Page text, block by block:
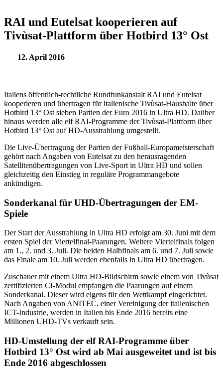
RAI und Eutelsat kooperieren auf
Tivùsat-Plattform über Hotbird 13° Ost
12. April 2016
Italiens öffentlich-rechtliche Rundfunkanstalt RAI und Eutelsat
kooperieren und übertragen für italienische Tivùsat-Haushalte über
Hotbird 13° Ost sieben Partien der Euro 2016 in Ultra HD. Daüber
hinaus werden alle elf RAI-Programme der Tivùsat-Plattform über
Hotbird 13° Ost auf HD-Ausstrahlung umgestellt.
Die Live-Übertragung der Partien der Fußball-Europameisterschaft
gehört nach Angaben von Eutelsat zu den herausragenden
Satellitenübertragungen von Live-Sport in Ultra HD und sollen
gleichzeitig den Einstieg in reguläre Programmangebote
ankündigen.
Sonderkanal für UHD-Übertragungen der EM-
Spiele
Der Start der Ausstrahlung in Ultra HD erfolgt am 30. Juni mit dem
ersten Spiel der Viertelfinal-Paarungen. Weitere Viertelfinals folgen
am 1., 2. und 3. Juli. Die beiden Halbfinals am 6. und 7. Juli sowie
das Finale am 10. Juli werden ebenfalls in Ultra HD übertragen.
Zuschauer mit einem Ultra HD-Bildschirm sowie einem von Tivùsat
zertifizierten CI-Modul empfangen die Paarungen auf einem
Sonderkanal. Dieser wird eigens für den Wettkampf eingerichtet.
Nach Angaben von ANITEC, einer Vereinigung der italienischen
ICT-Industrie, werden in Italien bis Ende 2016 bereits eine
Millionen UHD-TVs verkauft sein.
HD-Umstellung der elf RAI-Programme über
Hotbird 13° Ost wird ab Mai ausgeweitet und ist bis
Ende 2016 abgeschlossen